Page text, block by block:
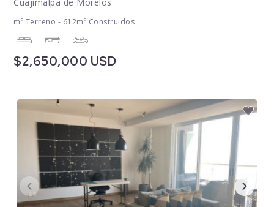
Cuajimalpa de Morelos
m² Terreno - 612m² Construidos
$2,650,000 USD